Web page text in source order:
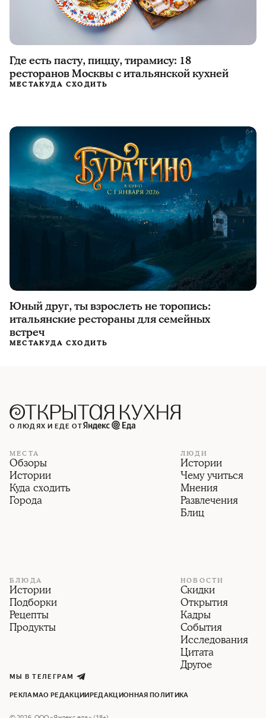
Где есть пасту, пиццу, тирамису: 18
ресторанов Москвы с итальянской кухней
МЕСТАКУДА СХОДИТЬ
Юный друг, ты взрослеть не торопись:
итальянские рестораны для семейных
встреч
МЕСТАКУДА СХОДИТЬ
О ЛЮДЯХ И ЕДЕ ОТ
МЕСТА
Обзоры
Истории
Куда сходить
Города
ЛЮДИ
Истории
Чему учиться
Мнения
Развлечения
Блиц
БЛЮДА
Истории
Подборки
Рецепты
Продукты
НОВОСТИ
Скидки
Открытия
Кадры
События
Исследования
Цитата
Другое
МЫ В ТЕЛЕГРАМ
РЕКЛАМАО РЕДАКЦИИРЕДАКЦИОННАЯ ПОЛИТИКА